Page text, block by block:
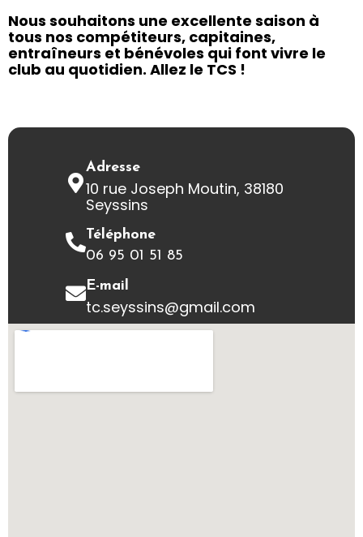
Nous souhaitons une excellente saison à
tous nos compétiteurs, capitaines,
entraîneurs et bénévoles qui font vivre le
club au quotidien. Allez le TCS !
Adresse
10 rue Joseph Moutin, 38180
Seyssins
Téléphone
06 95 01 51 85
E-mail
tc.seyssins@gmail.com